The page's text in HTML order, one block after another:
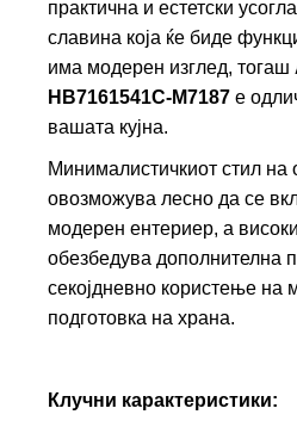
практична и естетски
славина која ќе биде
има модерен изглед, тогаш
HB7161541C-M7187 е
вашата кујна.
Минималистичкиот стил на
овозможува лесно да се
модерен ентериер, а
обезбедува дополнителна
секојдневно користење на
подготовка на храна.
Клучни карактеристики: